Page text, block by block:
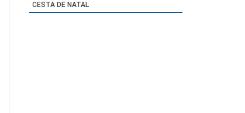
CESTA BÁSICA ONDE COMPRAR ITAIM
CESTA DE NATAL